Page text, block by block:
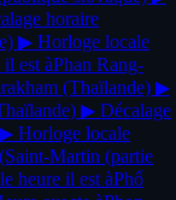
horaire
▶ Horloge locale
est àPhan Rang-
(Thaïlande) ▶
▶ Décalage
▶ Horloge locale
(Saint-Martin (partie
heure il est àPhổ